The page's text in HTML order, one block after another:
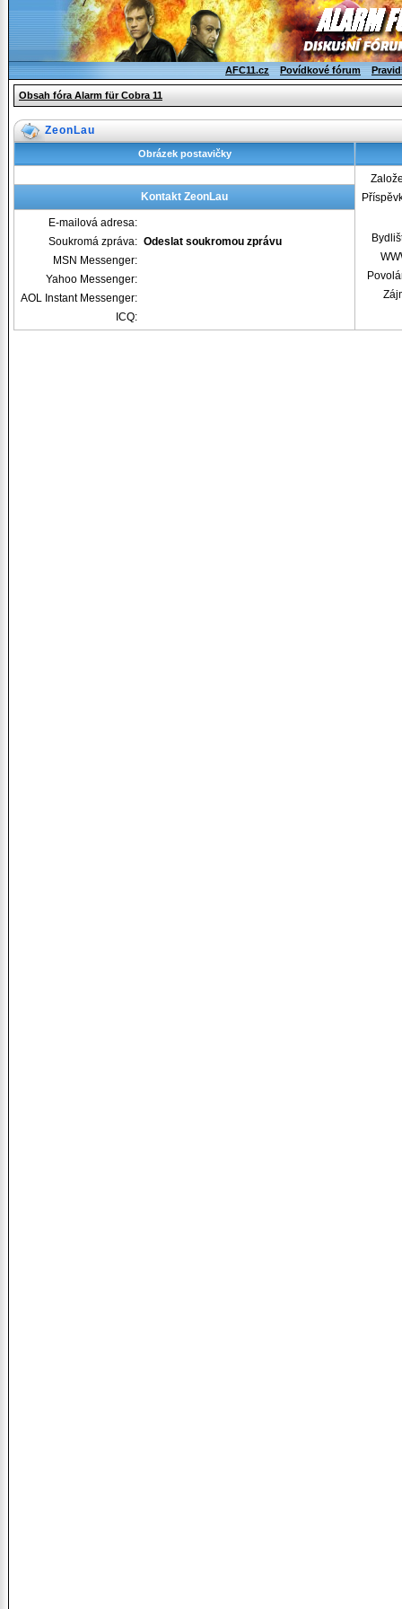
AFC11.cz Povídkové fórum
Obsah fóra Alarm für Cobra 11
ZeonLau
Obrázek postavičky
Kontakt ZeonLau
E-mailová adresa:
Soukromá zpráva: Odeslat soukromou zprávu
MSN Messenger:
Yahoo Messenger:
AOL Instant Messenger:
ICQ: